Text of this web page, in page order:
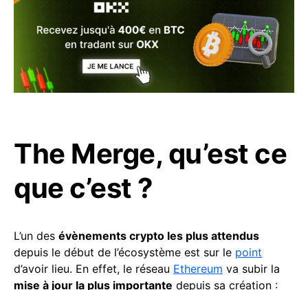
The Merge, qu’est ce
que c’est ?
L’un des évènements crypto les plus attendus
depuis le début de l’écosystème est sur le point
d’avoir lieu. En effet, le réseau Ethereum va subir la
mise à jour la plus importante depuis sa création :